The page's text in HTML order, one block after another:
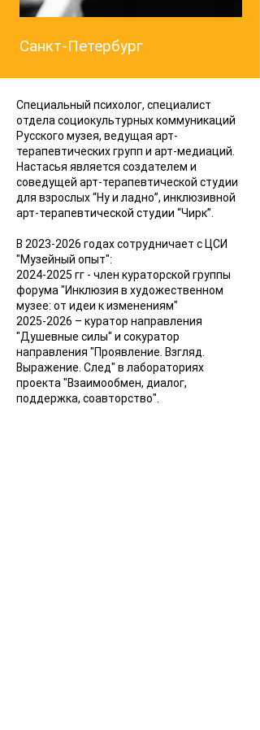
Санкт-Петербург
Специальный психолог, специалист
отдела социокультурных коммуникаций
Русского музея, ведущая арт-
терапевтических групп и арт-медиаций.
Настасья является создателем и
соведущей арт-терапевтической студии
для взрослых “Ну и ладно”, инклюзивной
арт-терапевтической студии “Чирк”.
В 2023-2026 годах сотрудничает с ЦСИ
"Музейный опыт":
2024-2025 гг - член кураторской группы
форума "Инклюзия в художественном
музее: от идеи к изменениям"
2025-2026 – куратор направления
"Душевные силы" и сокуратор
направления "Проявление. Взгляд.
Выражение. След" в лабораториях
проекта "Взаимообмен, диалог,
поддержка, соавторство".